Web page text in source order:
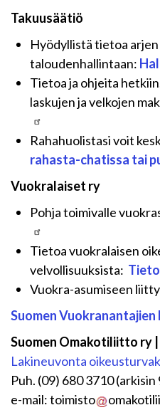
Takuusäätiö
Hyödyllistä tietoa
taloudenhallintaan:
Tietoa ja ohjeita
laskujen ja velkojen
Rahahuolistasi voit
rahasta-chatissa tai
Vuokralaiset ry
Pohja toimivalle
Tietoa vuokralaisen
velvollisuuksista:
Vuokra-asumiseen
Suomen
Suomen Omakotiliitto ry |
Lakineuvonta
Puh. (09) 680 3710 (arkisin
e-mail:toimisto